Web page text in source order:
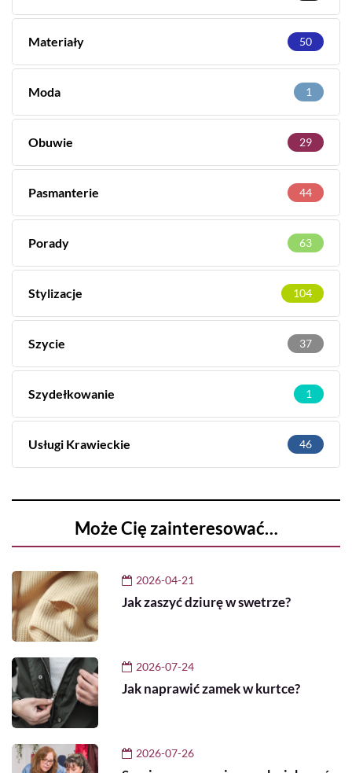
Materiały 50
Moda 1
Obuwie 29
Pasmanterie 44
Porady 63
Stylizacje 104
Szycie 37
Szydełkowanie 1
Usługi Krawieckie 46
Może Cię zainteresować…
2026-04-21
Jak zaszyć dziurę w swetrze?
2026-07-24
Jak naprawić zamek w kurtce?
2026-07-26